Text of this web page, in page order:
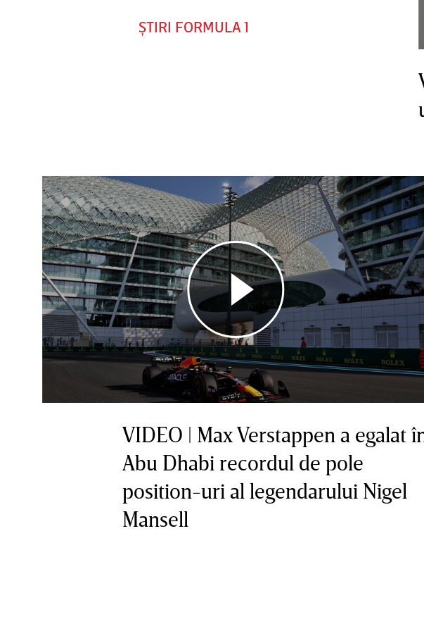
ȘTIRI FORMULA 1
VIDEO | Max Verstappen a egalat
Abu Dhabi recordul de pole
position-uri al legendarului Nigel
Mansell